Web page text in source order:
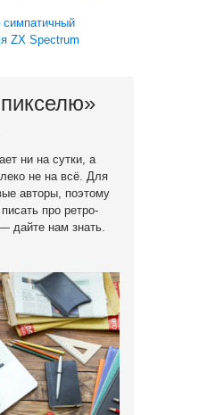
ZX Spectrum
ни на сутки, а
не на всё. Для
авторы, поэтому
про ретро-
дайте нам знать.